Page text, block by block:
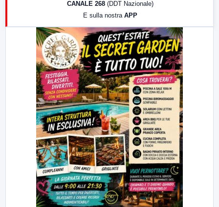
LabNews (replica)
CANALE 268 (DDT Nazionale)
E sulla nostra APP